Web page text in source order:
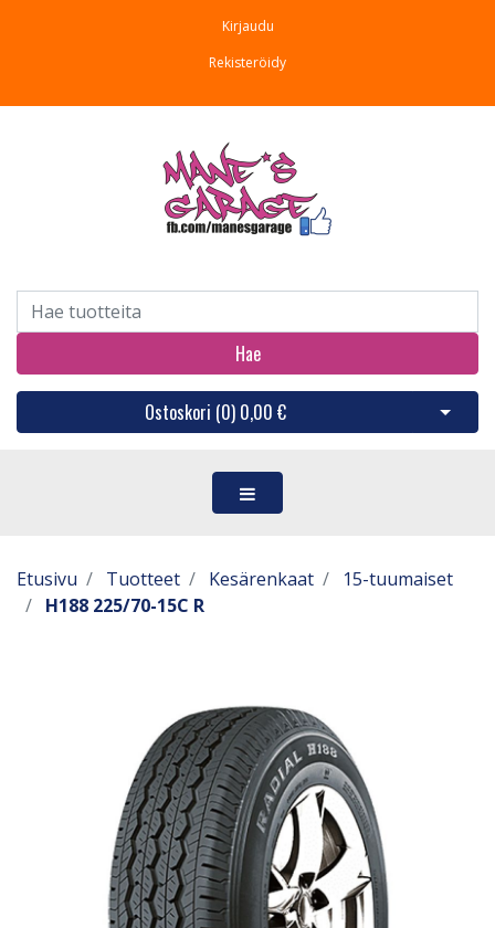
Kirjaudu
Rekisteröidy
Hae
Ostoskori (0) 0,00 € Avaa
Etusivu Tuotteet Kesärenkaat
15-tuumaiset
H188 225/70-15C R